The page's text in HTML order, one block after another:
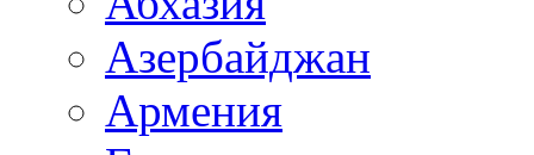
Азербайджан
Армения